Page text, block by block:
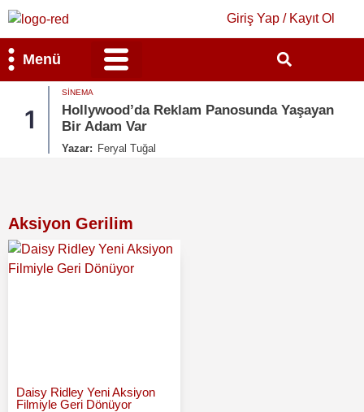
Giriş Yap / Kayıt Ol
Menü
1
SINEMA
Hollywood’da Reklam Panosunda Yaşayan
Bir Adam Var
Yazar: Feryal Tuğal
Aksiyon Gerilim
Daisy Ridley Yeni Aksiyon
Filmiyle Geri Dönüyor